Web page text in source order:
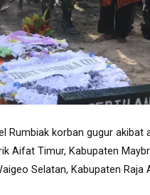
Rumbiak korban gugur akibat
Aifat Timur, Kabupaten
Selatan, Kabupaten Raja